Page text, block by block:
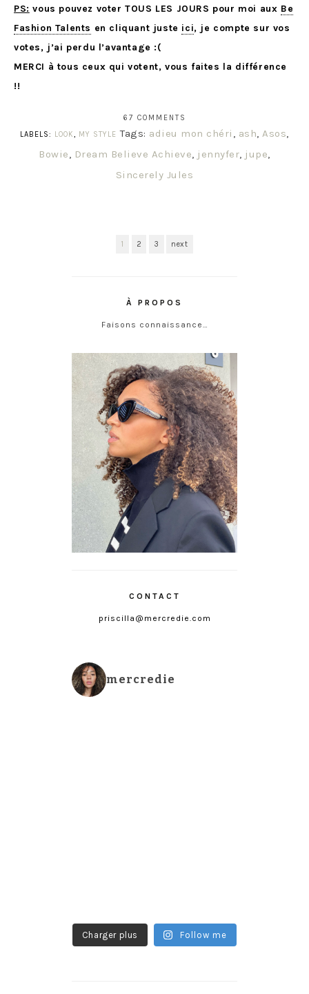
PS: vous pouvez voter TOUS LES JOURS pour moi aux Be
Fashion Talents en cliquant juste ici, je compte sur vos
votes, j’ai perdu l’avantage :(
MERCI à tous ceux qui votent, vous faites la différence
!!
67 COMMENTS
LABELS: LOOK, MY STYLE Tags: adieu mon chéri , ash,Asos,
Bowie, Dream Believe Achieve, jennyfer, jupe,
Sincerely Jules
1 2 3 next
À PROPOS
Faisons connaissance…
CONTACT
priscilla@mercredie.com
mercredie
Charger plus Follow me